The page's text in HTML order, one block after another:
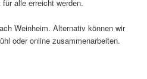
alle erreicht werden.
Weinheim. Alternativ können wir
oder online zusammenarbeiten.